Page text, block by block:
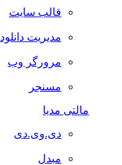
قالب سایت
مدیریت دانلود
مرورگر وب
مسنجر
مالتی مدیا
دی.وی.دی
مبدل